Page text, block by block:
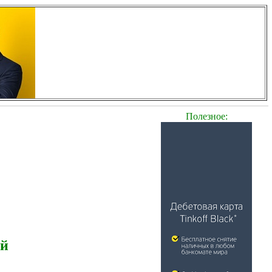
Полезное: